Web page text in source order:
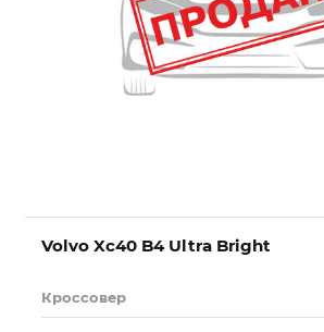
Volvo Xc40 B4 Ultra Bright
Кроссовер